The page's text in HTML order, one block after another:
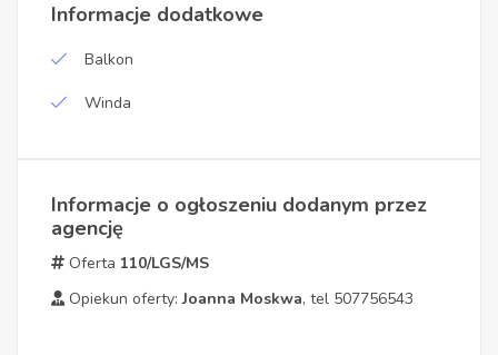
Informacje dodatkowe
Balkon
Winda
Informacje o ogłoszeniu dodanym przez
agencję
Oferta 110/LGS/MS
Opiekun oferty:Joanna Moskwa, tel 507756543